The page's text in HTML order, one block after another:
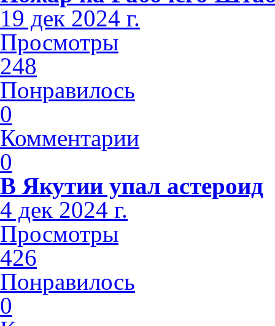
19 дек 2024 г.
Просмотры
248
Понравилось
0
Комментарии
0
В Якутии упал астероид
4 дек 2024 г.
Просмотры
426
Понравилось
0